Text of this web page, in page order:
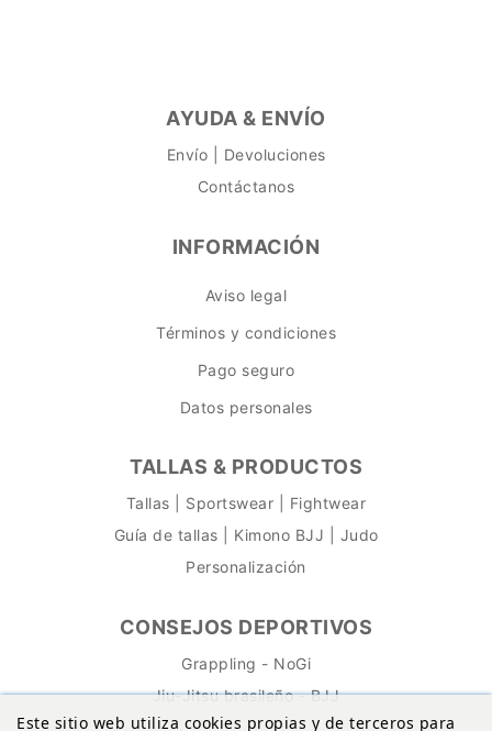
AYUDA & ENVÍO
Envío | Devoluciones
Contáctanos
INFORMACIÓN
Aviso legal
Términos y condiciones
Pago seguro
Datos personales
TALLAS & PRODUCTOS
Tallas | Sportswear | Fightwear
Guía de tallas | Kimono BJJ | Judo
Personalización
CONSEJOS DEPORTIVOS
Grappling - NoGi
Jiu-Jitsu brasileño - BJJ
Este sitio web utiliza cookies propias y de terceros para